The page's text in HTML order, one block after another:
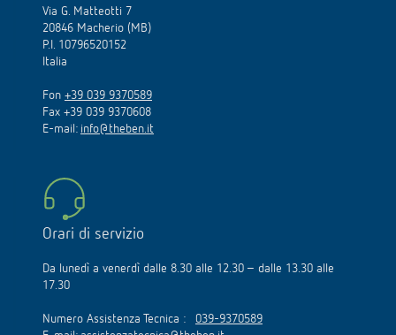
Via G. Matteotti 7
20846 Macherio (MB)
P.I. 10796520152
Italia
Fon +39 039 9370589
Fax +39 039 9370608
E-mail: info@theben.it
Orari di servizio
Da lunedì a venerdì dalle 8.30 alle 12.30 – dalle 13.30 alle
17.30
Numero Assistenza Tecnica : 039-9370589